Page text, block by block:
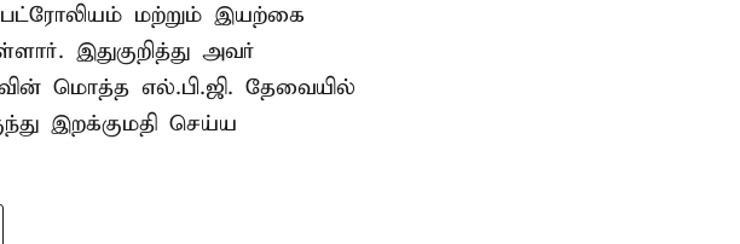
மற்றும் இயற்கை
இதுகுறித்து அவர்
மொத்த எல்.பி.ஜி. தேவையில்
இறக்குமதி செய்ய